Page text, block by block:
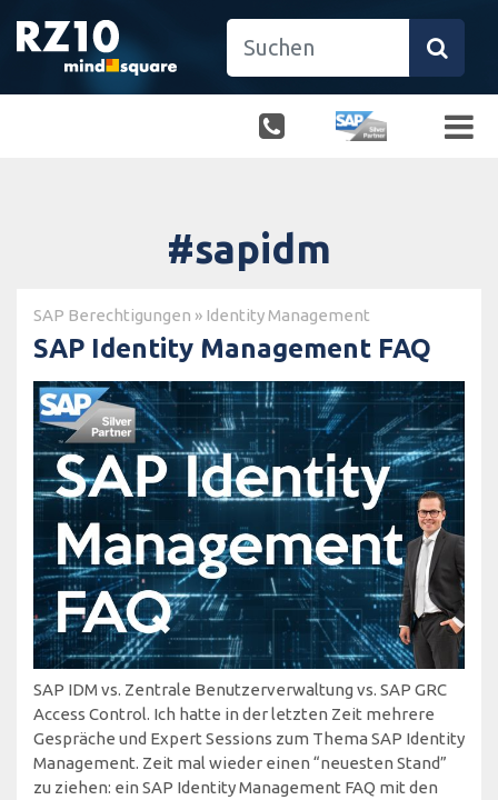
#sapidm
SAP Berechtigungen » Identity Management
SAP Identity Management FAQ
SAP IDM vs. Zentrale Benutzerverwaltung vs. SAP GRC
Access Control. Ich hatte in der letzten Zeit mehrere
Gespräche und Expert Sessions zum Thema SAP Identity
Management. Zeit mal wieder einen “neuesten Stand”
zu ziehen: ein SAP Identity Management FAQ mit den